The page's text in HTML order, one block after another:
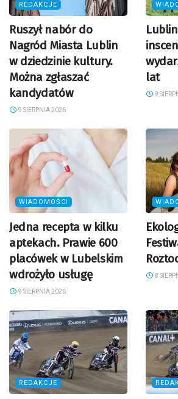
REDAKCJE
Ruszył nabór do
Nagród Miasta Lublin
w dziedzinie kultury.
Można zgłaszać
kandydatów
9 SIERPNIA 2026
lat
9
WIADOMOŚCI
Jedna recepta w kilku
aptekach. Prawie 600
placówek w Lubelskim
wdrożyło usługę
9 SIERPNIA 2026
8
REDAKCJE